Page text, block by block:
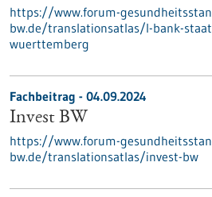
https://www.forum-
bw.de/translationsatlas/l-bank-
wuerttemberg
Fachbeitrag - 04.09.2024
Invest BW
https://www.forum-
bw.de/translationsatlas/invest-bw